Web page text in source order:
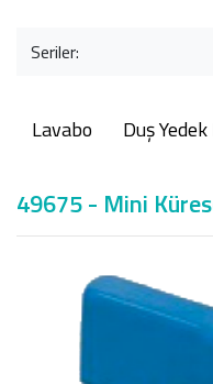
Seriler:
Lavabo Duş
49675 - Mini